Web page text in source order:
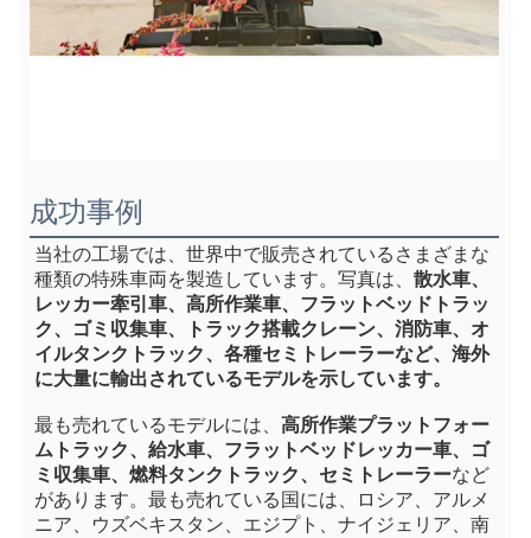
成功事例
当社の工場では、世界中で販売されているさまざまな
種類の特殊車両を製造しています。写真は、 散水車、
レッカー牽引車、高所作業車、フラットベッドトラッ
ク、ゴミ収集車、トラック搭載クレーン、消防車、オ
イルタンクトラック、各種セミトレーラーなど、海外
に大量に輸出されているモデルを示しています。
最も売れているモデルには、 高所作業プラットフォー
ムトラック、給水車、フラットベッドレッカー車、ゴ
ミ収集車、燃料タンクトラック、セミトレーラーなど
があります。最も売れている国には、ロシア、アルメ
ニア、ウズベキスタン、エジプト、ナイジェリア、南